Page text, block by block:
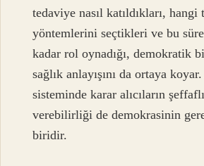
tedaviye nasıl katıldıkları, hangi
yöntemlerini seçtikleri ve bu
kadar rol oynadığı, demokratik
sağlık anlayışını da ortaya
sisteminde karar alıcıların
verebilirliği de demokrasinin
biridir.